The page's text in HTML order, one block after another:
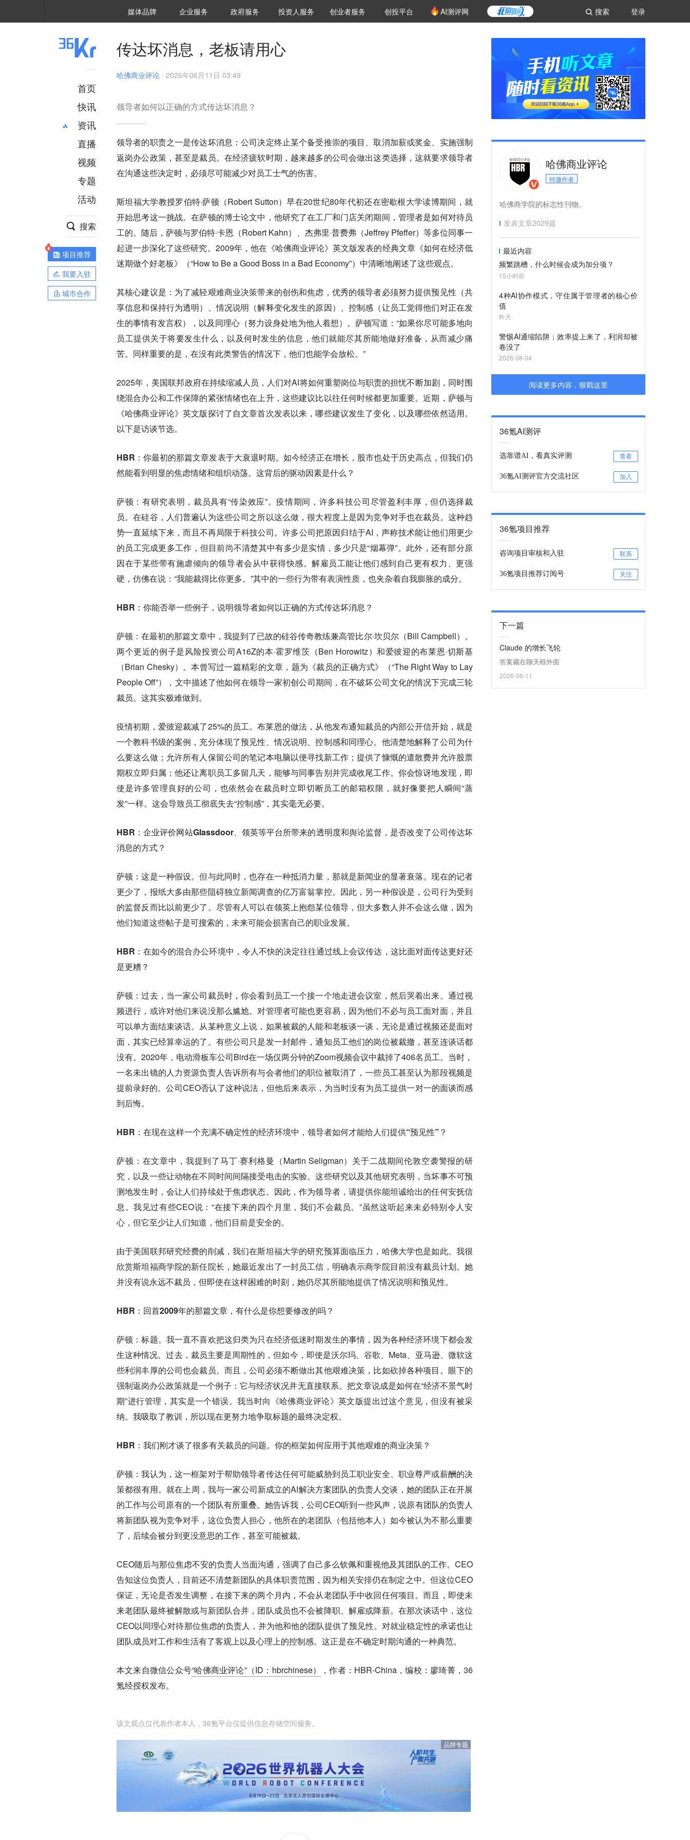
登录
搜索
媒体品牌 36Kr研究院
企业服务 城市之窗
政府服务 VClub投资机构库
投资机构职位推介
投资人服务 创投氪堂
创业者服务 创投平台 AI测评网
首页
快讯
资讯
推荐
财经
项目推荐
安徽
直播
视频
专题
活动
搜索
项目推荐
我要入驻
城市合作
传达坏消息，老板请用心
哈佛商业评论 · 2026年06月11日 03:49
领导者如何以正确的方式传达坏消息？
领导者的职责之一是传达坏消息：公司决定终止某个备受推崇的项目、取消加薪或奖金、实施强制
返岗办公政策，甚至是裁员。在经济疲软时期，越来越多的公司会做出这类选择，这就要求领导者
在沟通这些决定时，必须尽可能减少对员工士气的伤害。
斯坦福大学教授罗伯特·萨顿（Robert Sutton）早在20世纪80年代初还在密歇根大学读博期间，就
开始思考这一挑战。在萨顿的博士论文中，他研究了在工厂和门店关闭期间，管理者是如何对待员
工的。随后，萨顿与罗伯特·卡恩（Robert Kahn）、杰弗里·普费弗（Jeffrey Pfeffer）等多位同事一
起进一步深化了这些研究。2009年，他在《哈佛商业评论》英文版发表的经典文章《如何在经济低
迷期做个好老板》（“How to Be a Good Boss in a Bad Economy”）中清晰地阐述了这些观点。
其核心建议是： 为了减轻艰难商业决策带来的创伤和焦虑，优秀的领导者必须努力提供预见性（共
享信息和保持行为透明）、情况说明（解释变化发生的原因）、控制感（让员工觉得他们对正在发
生的事情有发言权），以及同理心（努力设身处地为他人着想）。 萨顿写道：“如果你尽可能多地向
员工提供关于将要发生什么，以及何时发生的信息，他们就能尽其所能地做好准备，从而减少痛
苦。同样重要的是，在没有此类警告的情况下，他们也能学会放松。”
2025年，美国联邦政府在持续缩减人员，人们对AI将如何重塑岗位与职责的担忧不断加剧，同时围
绕混合办公和工作保障的紧张情绪也在上升，这些建议比以往任何时候都更加重要。近期，萨顿与
《哈佛商业评论》英文版探讨了自文章首次发表以来，哪些建议发生了变化，以及哪些依然适用。
以下是访谈节选。
HBR：你最初的那篇文章发表于大衰退时期。如今经济正在增长，股市也处于历史高点，但我们仍
然能看到明显的焦虑情绪和组织动荡。这背后的驱动因素是什么？
萨顿： 有研究表明，裁员具有“传染效应”。疫情期间，许多科技公司尽管盈利丰厚，但仍选择裁
员。在硅谷，人们普遍认为这些公司之所以这么做，很大程度上是因为竞争对手也在裁员。这种趋
势一直延续下来，而且不再局限于科技公司。许多公司把原因归结于AI，声称技术能让他们用更少
的员工完成更多工作，但目前尚不清楚其中有多少是实情，多少只是“烟幕弹”。此外，还有部分原
因在于某些带有施虐倾向的领导者会从中获得快感。解雇员工能让他们感到自己更有权力、更强
硬，仿佛在说：“我能裁得比你更多。”其中的一些行为带有表演性质，也夹杂着自我膨胀的成分。
HBR：你能否举一些例子，说明领导者如何以正确的方式传达坏消息？
萨顿：在最初的那篇文章中，我提到了已故的硅谷传奇教练兼高管比尔·坎贝尔（Bill Campbell）。
两个更近的例子是风险投资公司A16Z的本·霍罗维茨（Ben Horowitz）和爱彼迎的布莱恩·切斯基
（Brian Chesky）。本曾写过一篇精彩的文章，题为《裁员的正确方式》（“The Right Way to Lay
People Off”），文中描述了他如何在领导一家初创公司期间，在不破坏公司文化的情况下完成三轮
裁员。这其实极难做到。
疫情初期，爱彼迎裁减了25%的员工。布莱恩的做法，从他发布通知裁员的内部公开信开始，就是
一个教科书级的案例，充分体现了预见性、情况说明、控制感和同理心。他清楚地解释了公司为什
么要这么做；允许所有人保留公司的笔记本电脑以便寻找新工作；提供了慷慨的遣散费并允许股票
期权立即归属；他还让离职员工多留几天，能够与同事告别并完成收尾工作。你会惊讶地发现，即
使是许多管理良好的公司，也依然会在裁员时立即切断员工的邮箱权限，就好像要把人瞬间“蒸
发”一样。这会导致员工彻底失去“控制感”，其实毫无必要。
HBR：企业评价网站Glassdoor、领英等平台所带来的透明度和舆论监督，是否改变了公司传达坏
消息的方式？
萨顿：这是一种假设。但与此同时，也存在一种抵消力量，那就是新闻业的显著衰落。现在的记者
更少了，报纸大多由那些阻碍独立新闻调查的亿万富翁掌控。因此，另一种假设是，公司行为受到
的监督反而比以前更少了。尽管有人可以在领英上抱怨某位领导，但大多数人并不会这么做，因为
他们知道这些帖子是可搜索的，未来可能会损害自己的职业发展。
HBR：在如今的混合办公环境中，令人不快的决定往往通过线上会议传达，这比面对面传达更好还
是更糟？
萨顿：过去，当一家公司裁员时，你会看到员工一个接一个地走进会议室，然后哭着出来。通过视
频进行，或许对他们来说没那么尴尬。对管理者可能也更容易，因为他们不必与员工面对面，并且
可以单方面结束谈话。从某种意义上说，如果被裁的人能和老板谈一谈，无论是通过视频还是面对
面，其实已经算幸运的了。有些公司只是发一封邮件，通知员工他们的岗位被裁撤，甚至连谈话都
没有。2020年，电动滑板车公司Bird在一场仅两分钟的Zoom视频会议中裁掉了406名员工。当时，
一名未出镜的人力资源负责人告诉所有与会者他们的职位被取消了，一些员工甚至认为那段视频是
提前录好的。公司CEO否认了这种说法，但他后来表示，为当时没有为员工提供一对一的面谈而感
到后悔。
HBR：在现在这样一个充满不确定性的经济环境中，领导者如何才能给人们提供“预见性”？
萨顿： 在文章中，我提到了马丁·赛利格曼（Martin Seligman）关于二战期间伦敦空袭警报的研
究，以及一些让动物在不同时间间隔接受电击的实验。这些研究以及其他研究表明，当坏事不可预
测地发生时，会让人们持续处于焦虑状态。因此，作为领导者，请提供你能坦诚给出的任何安抚信
息。我见过有些CEO说：“在接下来的四个月里，我们不会裁员。”虽然这听起来未必特别令人安
心，但它至少让人们知道，他们目前是安全的。
由于美国联邦研究经费的削减，我们在斯坦福大学的研究预算面临压力，哈佛大学也是如此。我很
欣赏斯坦福商学院的新任院长，她最近发出了一封员工信，明确表示商学院目前没有裁员计划。她
并没有说永远不裁员，但即使在这样困难的时刻，她仍尽其所能地提供了情况说明和预见性。
HBR：回首2009年的那篇文章，有什么是你想要修改的吗？
萨顿：标题。我一直不喜欢把这归类为只在经济低迷时期发生的事情，因为各种经济环境下都会发
生这种情况。过去，裁员主要是周期性的，但如今，即使是沃尔玛、谷歌、Meta、亚马逊、微软这
些利润丰厚的公司也会裁员。而且，公司必须不断做出其他艰难决策，比如砍掉各种项目。眼下的
强制返岗办公政策就是一个例子：它与经济状况并无直接联系。把文章说成是如何在“经济不景气时
期”进行管理，其实是一个错误。我当时向《哈佛商业评论》英文版提出过这个意见，但没有被采
纳。我吸取了教训，所以现在更努力地争取标题的最终决定权。
HBR：我们刚才谈了很多有关裁员的问题。你的框架如何应用于其他艰难的商业决策？
萨顿：我认为，这一框架对于帮助领导者传达任何可能威胁到员工职业安全、职业尊严或薪酬的决
策都很有用。就在上周，我与一家公司新成立的AI解决方案团队的负责人交谈，她的团队正在开展
的工作与公司原有的一个团队有所重叠。她告诉我，公司CEO听到一些风声，说原有团队的负责人
将新团队视为竞争对手，这位负责人担心，他所在的老团队（包括他本人）如今被认为不那么重要
了，后续会被分到更没意思的工作，甚至可能被裁。
CEO随后与那位焦虑不安的负责人当面沟通，强调了自己多么钦佩和重视他及其团队的工作。CEO
告知这位负责人，目前还不清楚新团队的具体职责范围，因为相关安排仍在制定之中。但这位CEO
保证，无论是否发生调整，在接下来的两个月内，不会从老团队手中收回任何项目。而且，即使未
来老团队最终被解散或与新团队合并，团队成员也不会被降职、解雇或降薪。在那次谈话中，这位
CEO以同理心对待那位焦虑的负责人，并为他和他的团队提供了预见性。对就业稳定性的承诺也让
团队成员对工作和生活有了客观上以及心理上的控制感。这正是在不确定时期沟通的一种典范。
本文来自微信公众号“哈佛商业评论”（ID：hbrchinese）
，作者：HBR-China，编校：廖琦菁，36
氪经授权发布。
该文观点仅代表作者本人，36氪平台仅提供信息存储空间服务。
品牌专题
哈佛商业评论
特邀作者
哈佛商学院的标志性刊物。
发表文章2029篇
最近内容
频繁跳槽，什么时候会成为加分项？
15小时前
4种AI协作模式，守住属于管理者的核心价
值
昨天
警惕AI通缩陷阱：效率提上来了，利润却被
卷没了
2026-08-04
阅读更多内容，狠戳这里
36氪AI测评
选靠谱AI，看真实评测 查看
36氪AI测评官方交流社区 加入
36氪项目推荐
咨询项目审核和入驻 联系
36氪项目推荐订阅号 关注
下一篇
Claude 的增长飞轮
答案藏在聊天框外面
2026-06-11